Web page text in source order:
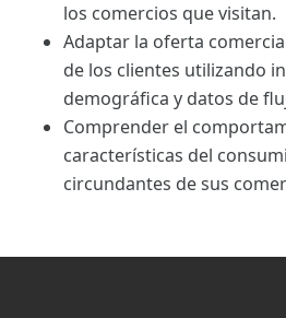
los comercios que visitan.
Adaptar la oferta
de los clientes utilizando
demográfica y datos de
Comprender el
características del
circundantes de sus